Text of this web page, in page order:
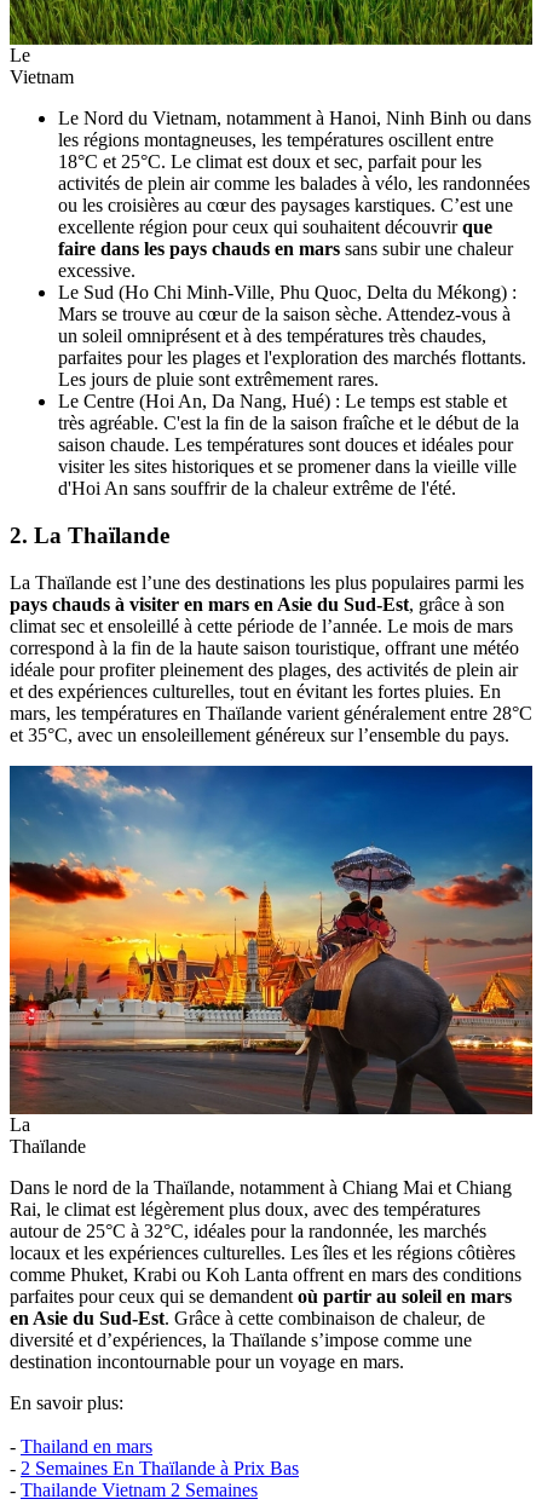
Le
Vietnam
Le Nord du Vietnam, notamment à Hanoi, Ninh Binh ou dans
les régions montagneuses, les températures oscillent entre
18°C et 25°C. Le climat est doux et sec, parfait pour les
activités de plein air comme les balades à vélo, les randonnées
ou les croisières au cœur des paysages karstiques. C’est une
excellente région pour ceux qui souhaitent découvrirque
faire dans les pays chauds en mars sans subir une chaleur
excessive.
Le Sud (Ho Chi Minh-Ville, Phu Quoc, Delta du Mékong) :
Mars se trouve au cœur de la saison sèche. Attendez-vous à
un soleil omniprésent et à des températures très chaudes,
parfaites pour les plages et l'exploration des marchés flottants.
Les jours de pluie sont extrêmement rares.
Le Centre (Hoi An, Da Nang, Hué) : Le temps est stable et
très agréable. C'est la fin de la saison fraîche et le début de la
saison chaude. Les températures sont douces et idéales pour
visiter les sites historiques et se promener dans la vieille ville
d'Hoi An sans souffrir de la chaleur extrême de l'été.
2. La Thaïlande
La Thaïlande est l’une des destinations les plus populaires parmi les
pays chauds à visiter en mars en Asie du Sud-Est, grâce à son
climat sec et ensoleillé à cette période de l’année. Le mois de mars
correspond à la fin de la haute saison touristique, offrant une météo
idéale pour profiter pleinement des plages, des activités de plein air
et des expériences culturelles, tout en évitant les fortes pluies. En
mars, les températures en Thaïlande varient généralement entre 28°C
et 35°C, avec un ensoleillement généreux sur l’ensemble du pays.
La
Thaïlande
Dans le nord de la Thaïlande, notamment à Chiang Mai et Chiang
Rai, le climat est légèrement plus doux, avec des températures
autour de 25°C à 32°C, idéales pour la randonnée, les marchés
locaux et les expériences culturelles. Les îles et les régions côtières
comme Phuket, Krabi ou Koh Lanta offrent en mars des conditions
parfaites pour ceux qui se demandent où partir au soleil en mars
en Asie du Sud-Est. Grâce à cette combinaison de chaleur, de
diversité et d’expériences, la Thaïlande s’impose comme une
destination incontournable pour un voyage en mars.
En savoir plus:
- Thailand en mars
- 2 Semaines En Thaïlande à Prix Bas
- Thailande Vietnam 2 Semaines